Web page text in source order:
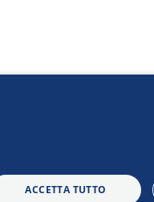
ACCETTA TUTTO